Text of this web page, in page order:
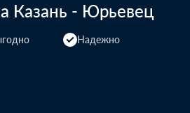
Казань - Юрьевец
Надежно